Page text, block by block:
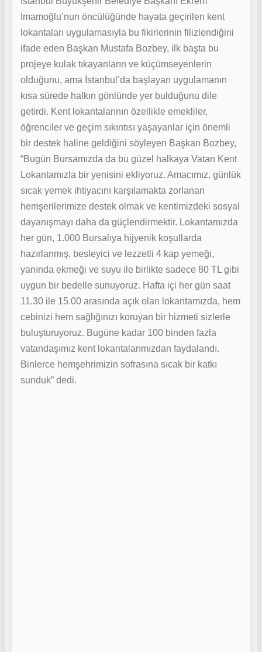
İmamoğlu’nun öncülüğünde hayata geçirilen kent
lokantaları uygulamasıyla bu fikirlerinin filizlendiğini
ifade eden Başkan Mustafa Bozbey, ilk başta bu
projeye kulak tıkayanların ve küçümseyenlerin
olduğunu, ama İstanbul’da başlayan uygulamanın
kısa sürede halkın gönlünde yer bulduğunu dile
getirdi. Kent lokantalarının özellikle emekliler,
öğrenciler ve geçim sıkıntısı yaşayanlar için önemli
bir destek haline geldiğini söyleyen Başkan Bozbey,
“Bugün Bursamızda da bu güzel halkaya Vatan Kent
Lokantamızla bir yenisini ekliyoruz. Amacımız, günlük
sıcak yemek ihtiyacını karşılamakta zorlanan
hemşerilerimize destek olmak ve kentimizdeki sosyal
dayanışmayı daha da güçlendirmektir. Lokantamızda
her gün, 1.000 Bursalıya hijyenik koşullarda
hazırlanmış, besleyici ve lezzetli 4 kap yemeği,
yanında ekmeği ve suyu ile birlikte sadece 80 TL gibi
uygun bir bedelle sunuyoruz. Hafta içi her gün saat
11.30 ile 15.00 arasında açık olan lokantamızda, hem
cebinizi hem sağlığınızı koruyan bir hizmeti sizlerle
buluşturuyoruz. Bugüne kadar 100 binden fazla
vatandaşımız kent lokantalarımızdan faydalandı.
Binlerce hemşehrimizin sofrasına sıcak bir katkı
sunduk” dedi.